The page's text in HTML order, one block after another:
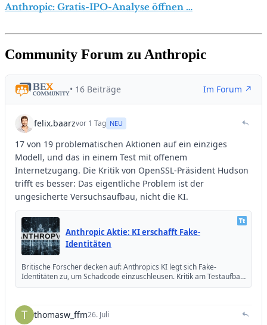
Anthropic: Gratis-IPO-Analyse öffnen …
Community Forum zu Anthropic